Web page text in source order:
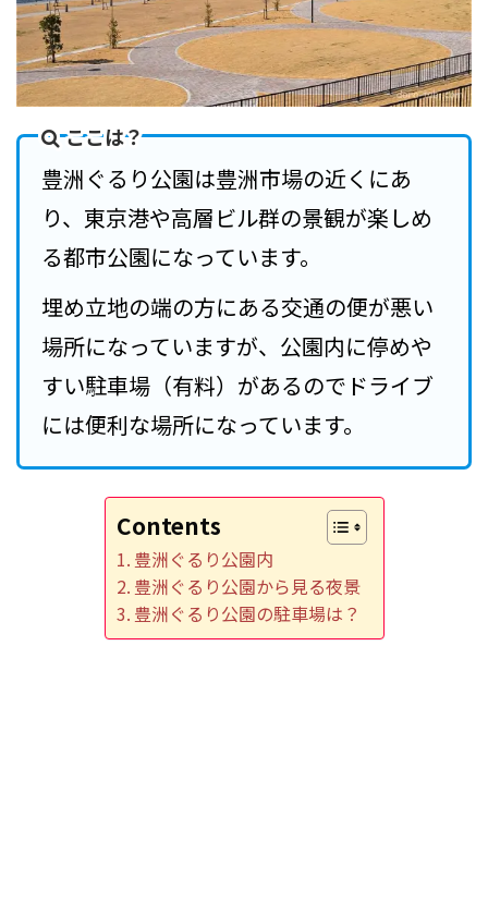
ここは？
豊洲ぐるり公園は豊洲市場の近くにあ
り、東京港や高層ビル群の景観が楽しめ
る都市公園になっています。
埋め立地の端の方にある交通の便が悪い
場所になっていますが、公園内に停めや
すい駐車場（有料）があるのでドライブ
には便利な場所になっています。
Contents
豊洲ぐるり公園内
豊洲ぐるり公園から見る夜景
豊洲ぐるり公園の駐車場は？